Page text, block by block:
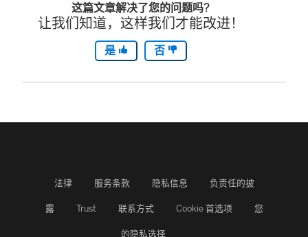
这篇文章解决了您的问题吗?
让我们知道，这样我们才能改进！
是 否
法律 服务条款 隐私信息 负责任的披
露 Trust 联系方式 Cookie 首选项 您
的隐私选择